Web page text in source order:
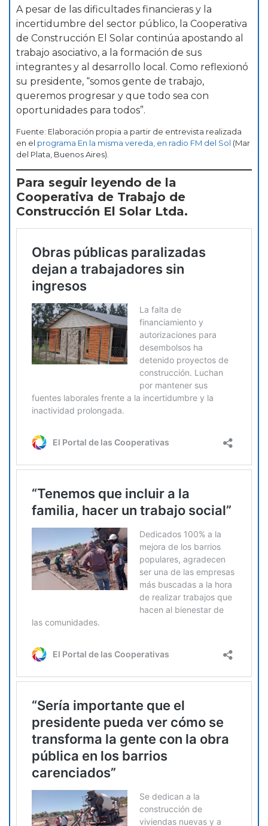
A pesar de las dificultades financieras y la
incertidumbre del sector público, la Cooperativa
de Construcción El Solar continúa apostando al
trabajo asociativo, a la formación de sus
integrantes y al desarrollo local. Como reflexionó
su presidente, “somos gente de trabajo,
queremos progresar y que todo sea con
oportunidades para todos”.
Fuente: Elaboración propia a partir de entrevista realizada
en el programa En la misma vereda, en radio FM del Sol (Mar
del Plata, Buenos Aires).
Para seguir leyendo de la
Cooperativa de Trabajo de
Construcción El Solar Ltda.